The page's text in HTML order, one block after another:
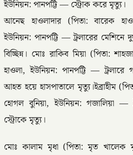
ইউনিয়ন: পানপট্টি — স্ট্রোক করে মৃত্যু।
আনেছ হাওলাদার (পিতা: বারেক
ইউনিয়ন: পানপট্টি — ট্রলারের মেশিনে
বিচ্ছিন্ন। মোঃ রাকিব মিয়া (পিতা:
হাওলা, ইউনিয়ন: পানপট্টি — ট্রলারে
আহত হয়ে হাসপাতালে মৃত্যু।ইব্রাহীম
হোগল বুনিয়া, ইউনিয়ন: গজালিয়া —
স্ট্রোকে মৃত্যু।
মোঃ কালাম মৃধা (পিতা: মৃত খালেক